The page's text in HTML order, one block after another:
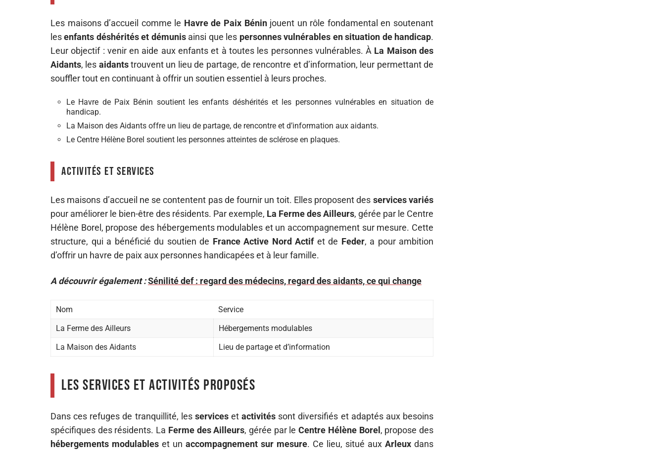
Les maisons d’accueil comme le Havre de Paix Béninjouent un rôle fondamental en soutenant
lesenfants déshérités et démunisainsi que les personnes vulnérables en situation de handicap.
Leur objectif : venir en aide aux enfants et à toutes les personnes vulnérables. À La Maison des
Aidants, les aidantstrouvent un lieu de partage, de rencontre et d’information, leur permettant de
souffler tout en continuant à offrir un soutien essentiel à leurs proches.
Le Havre de Paix Bénin soutient les enfants déshérités et les personnes vulnérables en situation de
handicap.
La Maison des Aidants offre un lieu de partage, de rencontre et d’information aux aidants.
Le Centre Hélène Borel soutient les personnes atteintes de sclérose en plaques.
Activités et services
Les maisons d’accueil ne se contentent pas de fournir un toit. Elles proposent des services variés
pour améliorer le bien-être des résidents. Par exemple, La Ferme des Ailleurs, gérée par le Centre
Hélène Borel, propose des hébergements modulables et un accompagnement sur mesure. Cette
structure, qui a bénéficié du soutien de France Active Nord Actifet de Feder, a pour ambition
d’offrir un havre de paix aux personnes handicapées et à leur famille.
A découvrir également :Sénilité def : regard des médecins, regard des aidants, ce qui change
Nom
Service
La Ferme des Ailleurs
Hébergements modulables
La Maison des Aidants
Lieu de partage et d’information
Les services et activités proposés
Dans ces refuges de tranquillité, les servicesetactivités sont diversifiés et adaptés aux besoins
spécifiques des résidents. La Ferme des Ailleurs, gérée par leCentre Hélène Borel , propose des
hébergements modulables et un accompagnement sur mesure. Ce lieu, situé aux Arleux dans